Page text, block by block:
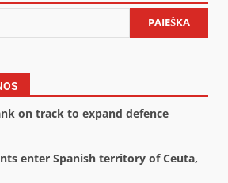
PAIEŠKA
on track to expand defence
enter Spanish territory of Ceuta,